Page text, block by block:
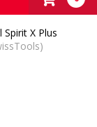
X Plus